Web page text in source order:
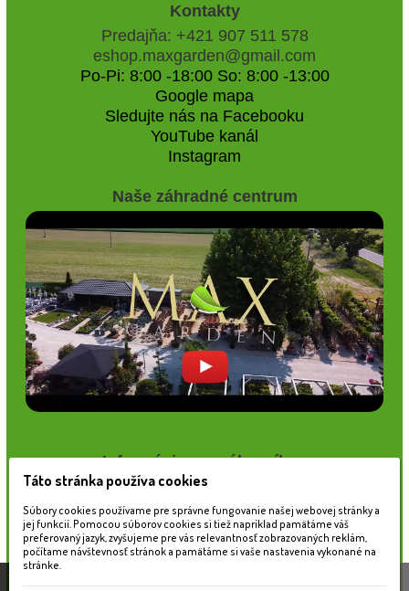
Kontakty
Predajňa: +421 907 511 578
eshop.maxgarden@gmail.com
Po-Pi: 8:00 -18:00 So: 8:00 -13:00
Google mapa
Sledujte nás na Facebooku
YouTube kanál
Instagram
Naše záhradné centrum
Informácie pre zákazníkov
Blog
Obchodné podmienky
Ochrana osobných údajov
Platobné možnosti
Táto stránka používa súbory cookies, ktoré nám
Táto stránka používa cookies
Súbory cookies používame pre správne fungovanie našej webovej stránky a
jej funkcií. Pomocou súborov cookies si tiež napríklad pamätáme váš
preferovaný jazyk, zvyšujeme pre vás relevantnosť zobrazovaných reklám,
počítame návštevnosť stránok a pamätáme si vaše nastavenia vykonané na
stránke.